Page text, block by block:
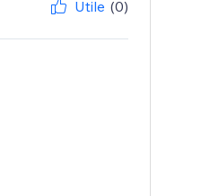
Utile (0)